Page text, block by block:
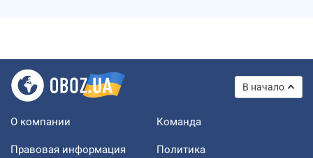
В начало
О компании Команда
Правовая информация
Политика